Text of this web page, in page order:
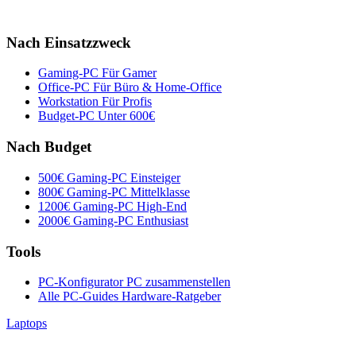
Nach Einsatzzweck
Gaming-PC Für Gamer
Office-PC Für Büro & Home-Office
Workstation Für Profis
Budget-PC Unter 600€
Nach Budget
500€ Gaming-PC Einsteiger
800€ Gaming-PC Mittelklasse
1200€ Gaming-PC High-End
2000€ Gaming-PC Enthusiast
Tools
PC-KonfiguratorPC zusammenstellen
Alle PC-Guides Hardware-Ratgeber
Laptops